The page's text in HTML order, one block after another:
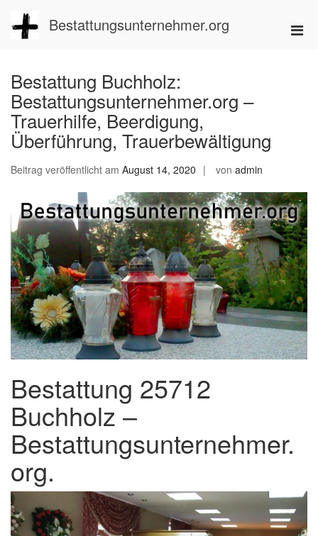
Inhalt
springen
Bestattungsunternehmer.org
Bestattung Buchholz:
Bestattungsunternehmer.org –
Trauerhilfe, Beerdigung,
Überführung, Trauerbewältigung
Beitrag veröffentlicht am August 14, 2020 von admin
Bestattung 25712
Buchholz –
Bestattungsunternehmer.
org.